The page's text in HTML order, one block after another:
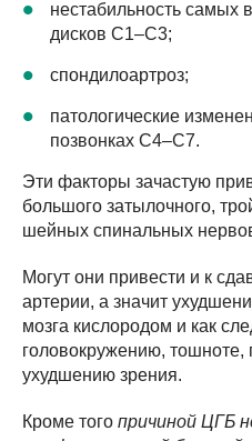
нестабильность самых
дисков С1–С3;
спондилоартроз;
патологические
позвонках С4–С7.
Эти факторы зачастую
большого затылочного,
шейных спинальных
Могут они привести и к
артерии, а значит
мозга кислородом и как
головокружению, тошноте,
ухудшению зрения.
Кроме того причиной ЦГБ